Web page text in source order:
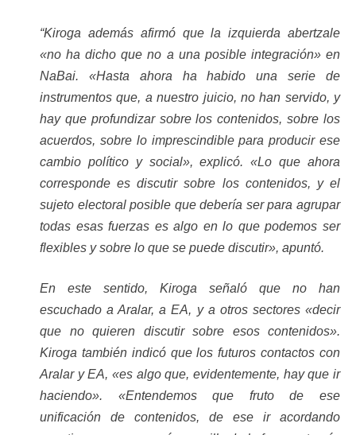
“Kiroga además afirmó que la izquierda abertzale
«no ha dicho que no a una posible integración» en
NaBai. «Hasta ahora ha habido una serie de
instrumentos que, a nuestro juicio, no han servido, y
hay que profundizar sobre los contenidos, sobre los
acuerdos, sobre lo imprescindible para producir ese
cambio político y social», explicó. «Lo que ahora
corresponde es discutir sobre los contenidos, y el
sujeto electoral posible que debería ser para agrupar
todas esas fuerzas es algo en lo que podemos ser
flexibles y sobre lo que se puede discutir», apuntó.
En este sentido, Kiroga señaló que no han
escuchado a Aralar, a EA, y a otros sectores «decir
que no quieren discutir sobre esos contenidos».
Kiroga también indicó que los futuros contactos con
Aralar y EA, «es algo que, evidentemente, hay que ir
haciendo». «Entendemos que fruto de ese
unificación de contenidos, de ese ir acordando